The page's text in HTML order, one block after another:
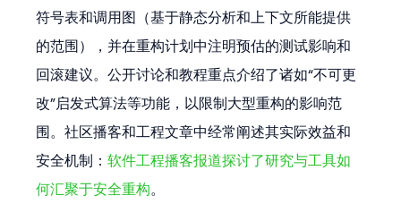
符号表和调用图（基于静态分析和上下文所能提供
的范围），并在重构计划中注明预估的测试影响和
回滚建议。公开讨论和教程重点介绍了诸如“不可更
改”启发式算法等功能，以限制大型重构的影响范
围。社区播客和工程文章中经常阐述其实际效益和
安全机制：软件工程播客报道探讨了研究与工具如
何汇聚于安全重构。